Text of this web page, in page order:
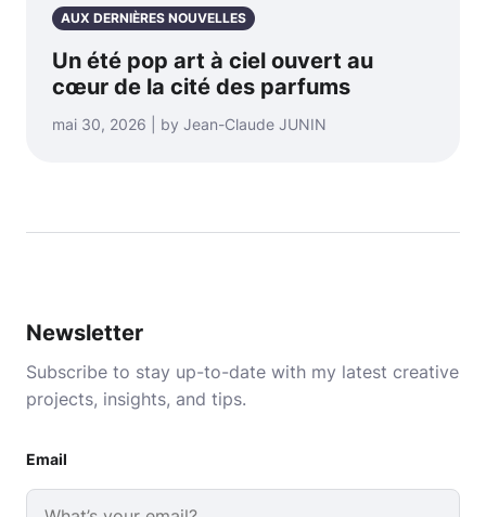
AUX DERNIÈRES NOUVELLES
Un été pop art à ciel ouvert au
cœur de la cité des parfums
mai 30, 2026 | by Jean-Claude JUNIN
Newsletter
Subscribe to stay up-to-date with my latest creative
projects, insights, and tips.
Email